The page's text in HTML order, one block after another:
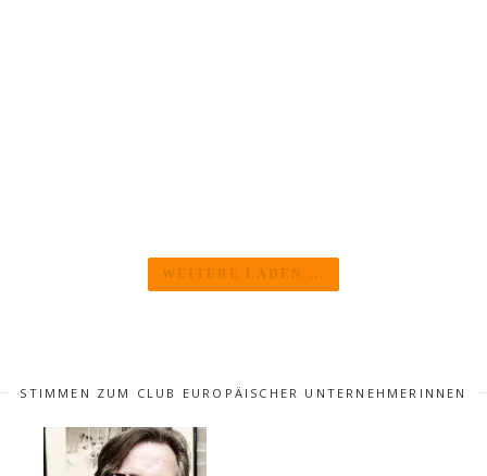
WEITERE LADEN ...
STIMMEN ZUM CLUB EUROPÄISCHER UNTERNEHMERINNEN